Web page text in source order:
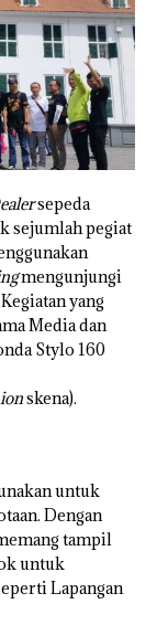
sepeda
sejumlah pegiat
mengunjungi
yang
Media dan
Stylo 160
skena).
untuk
Dengan
tampil
untuk
Lapangan